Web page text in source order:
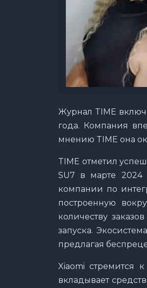
Журнал TIME
года. Компания
мнению TIME она
TIME отметил
SU7 в марте 2024
компании по
построенную
количеству
запуска.
предлагая
Xiaomi стремится
вкладывает